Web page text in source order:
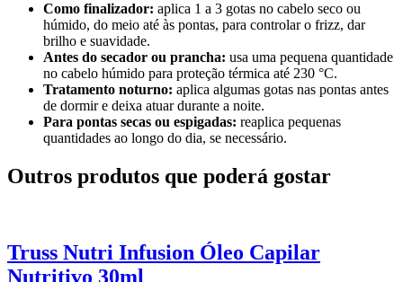
Como finalizador: aplica 1 a 3 gotas no cabelo seco ou
húmido, do meio até às pontas, para controlar o frizz, dar
brilho e suavidade.
Antes do secador ou prancha: usa uma pequena quantidade
no cabelo húmido para proteção térmica até 230 °C.
Tratamento noturno: aplica algumas gotas nas pontas antes
de dormir e deixa atuar durante a noite.
Para pontas secas ou espigadas: reaplica pequenas
quantidades ao longo do dia, se necessário.
Outros produtos que poderá gostar
Truss Nutri Infusion Óleo Capilar
Nutritivo 30ml